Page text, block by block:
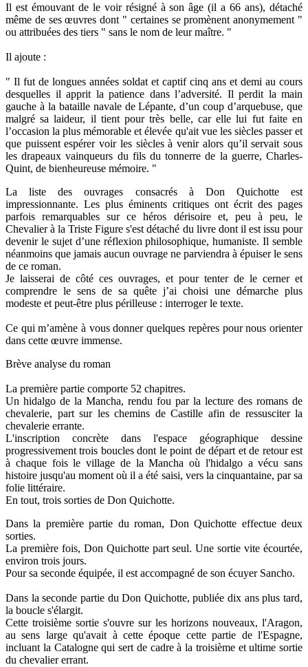
Il est émouvant de le voir résigné à son âge (il a 66 ans), détaché
même de ses œuvres dont " certaines se promènent anonymement "
ou attribuées des tiers " sans le nom de leur maître. "
Il ajoute :
" Il fut de longues années soldat et captif cinq ans et demi au cours
desquelles il apprit la patience dans l’adversité. Il perdit la main
gauche à la bataille navale de Lépante, d’un coup d’arquebuse, que
malgré sa laideur, il tient pour très belle, car elle lui fut faite en
l’occasion la plus mémorable et élevée qu'ait vue les siècles passer et
que puissent espérer voir les siècles à venir alors qu’il servait sous
les drapeaux vainqueurs du fils du tonnerre de la guerre, Charles-
Quint, de bienheureuse mémoire. "
La liste des ouvrages consacrés à Don Quichotte est
impressionnante. Les plus éminents critiques ont écrit des pages
parfois remarquables sur ce héros dérisoire et, peu à peu, le
Chevalier à la Triste Figure s'est détaché du livre dont il est issu pour
devenir le sujet d’une réflexion philosophique, humaniste. Il semble
néanmoins que jamais aucun ouvrage ne parviendra à épuiser le sens
de ce roman.
Je laisserai de côté ces ouvrages, et pour tenter de le cerner et
comprendre le sens de sa quête j’ai choisi une démarche plus
modeste et peut-être plus périlleuse : interroger le texte.
Ce qui m’amène à vous donner quelques repères pour nous orienter
dans cette œuvre immense.
Brève analyse du roman
La première partie comporte 52 chapitres.
Un hidalgo de la Mancha, rendu fou par la lecture des romans de
chevalerie, part sur les chemins de Castille afin de ressusciter la
chevalerie errante.
L'inscription concrète dans l'espace géographique dessine
progressivement trois boucles dont le point de départ et de retour est
à chaque fois le village de la Mancha où l'hidalgo a vécu sans
histoire jusqu'au moment où il a été saisi, vers la cinquantaine, par sa
folie littéraire.
En tout, trois sorties de Don Quichotte.
Dans la première partie du roman, Don Quichotte effectue deux
sorties.
La première fois, Don Quichotte part seul. Une sortie vite écourtée,
environ trois jours.
Pour sa seconde équipée, il est accompagné de son écuyer Sancho.
Dans la seconde partie du Don Quichotte, publiée dix ans plus tard,
la boucle s'élargit.
Cette troisième sortie s'ouvre sur les horizons nouveaux, l'Aragon,
au sens large qu'avait à cette époque cette partie de l'Espagne,
incluant la Catalogne qui sert de cadre à la troisième et ultime sortie
du chevalier errant.